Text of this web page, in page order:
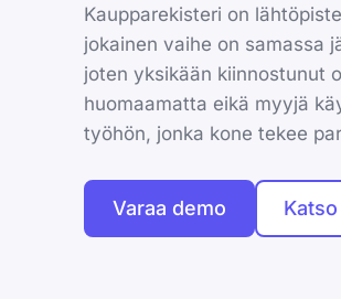
Kaupparekisteri on
jokainen vaihe on samassa
joten yksikään kiinnostunut
huomaamatta eikä myyjä
työhön, jonka kone tekee
Varaa demo